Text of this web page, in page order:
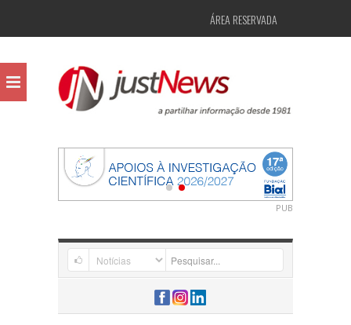
ÁREA RESERVADA
PUB